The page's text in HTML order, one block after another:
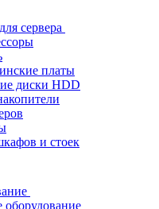
сервера
платы
диски HDD
и стоек
оборудование